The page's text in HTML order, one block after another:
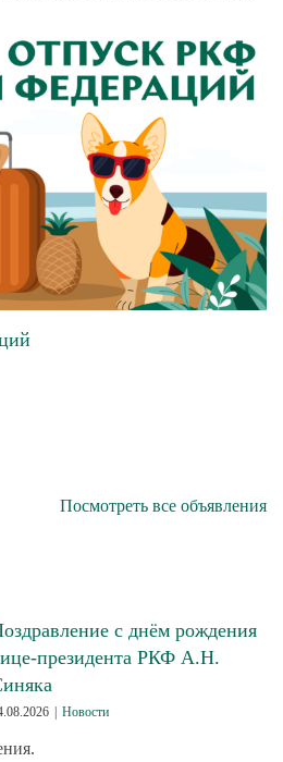
Посмотреть все объявления
с днём рождения
президента РКФ А.Н.
Новости